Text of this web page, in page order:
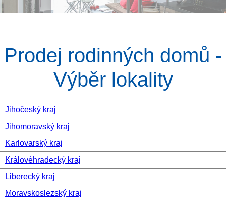
Prodej rodinných domů -
Výběr lokality
Jihočeský kraj
Jihomoravský kraj
Karlovarský kraj
Královéhradecký kraj
Liberecký kraj
Moravskoslezský kraj